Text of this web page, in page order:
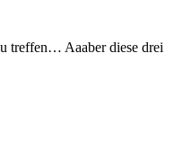
treffen… Aaaber diese drei